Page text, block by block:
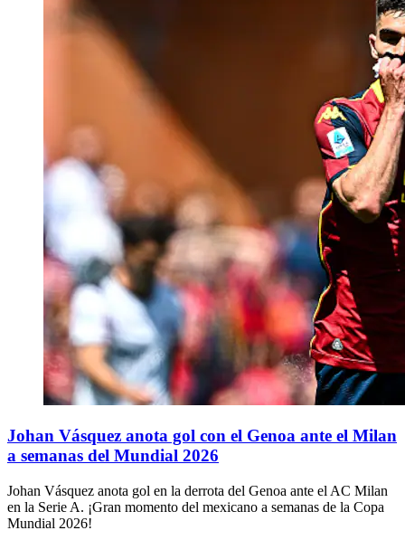
Johan Vásquez anota gol con el Genoa ante el Milan
a semanas del Mundial 2026
Johan Vásquez anota gol en la derrota del Genoa ante el AC Milan
en la Serie A. ¡Gran momento del mexicano a semanas de la Copa
Mundial 2026!